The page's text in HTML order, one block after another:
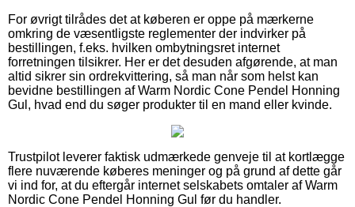
For øvrigt tilrådes det at køberen er oppe på mærkerne
omkring de væsentligste reglementer der indvirker på
bestillingen, f.eks. hvilken ombytningsret internet
forretningen tilsikrer. Her er det desuden afgørende, at man
altid sikrer sin ordrekvittering, så man når som helst kan
bevidne bestillingen af Warm Nordic Cone Pendel Honning
Gul, hvad end du søger produkter til en mand eller kvinde.
Trustpilot leverer faktisk udmærkede genveje til at kortlægge
flere nuværende køberes meninger og på grund af dette går
vi ind for, at du eftergår internet selskabets omtaler af Warm
Nordic Cone Pendel Honning Gul før du handler.